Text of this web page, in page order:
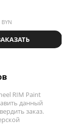
BYN
RIM Paint
данный
заказ.